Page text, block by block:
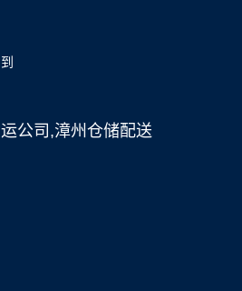
公司,漳州仓储配送